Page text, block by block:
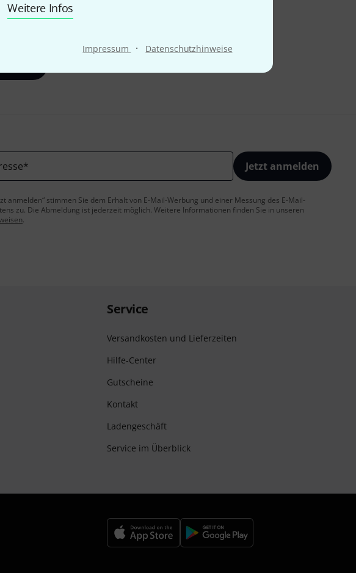
Weitere Infos
Impressum · Datenschutzhinweise
* Jetzt anmelden
anmelden“ stimmen Sie dem Erhalt von E-Mail-Werbung und einer Messung des E-Mail-
zu. Die Abmeldung ist jederzeit möglich. Weitere Informationen finden Sie in unseren
.
Service
Versandkosten und Lieferzeiten
Hilfe-Center
Gutscheine
Kontakt
Ladengeschäft
Service im Überblick